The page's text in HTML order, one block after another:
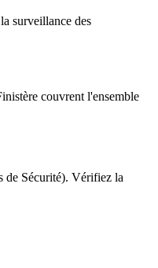
surveillance des
couvrent l'ensemble
de Sécurité). Vérifiez la